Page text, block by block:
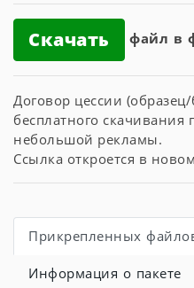
Скачать файл в
Договор цессии
бесплатного скачивания
небольшой рекламы.
Ссылка откроется в
Прикрепленных
Информация о пакете